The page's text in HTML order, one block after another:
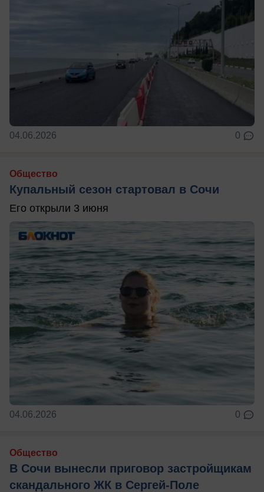
04.06.2026 0
Общество
Купальный сезон стартовал в Сочи
Его открыли 3 июня
04.06.2026 0
Общество
В Сочи вынесли приговор застройщикам
скандального ЖК в Сергей-Поле